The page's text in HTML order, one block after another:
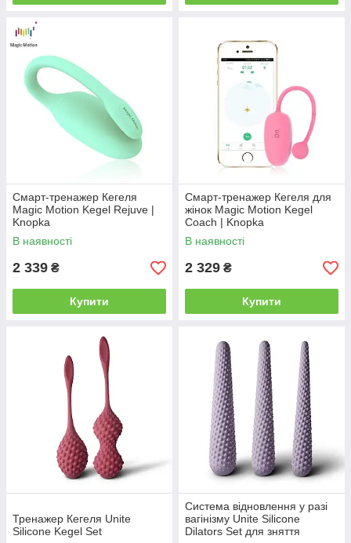
Смарт-тренажер Кегеля
Magic Motion Kegel Rejuve |
Knopka
В наявності
2 339 ₴
Купити
Смарт-тренажер Кегеля для
жінок Magic Motion Kegel
Coach | Knopka
В наявності
2 329 ₴
Купити
Тренажер Кегеля Unite
Silicone Kegel Set
Система відновлення у разі
вагінізму Unite Silicone
Dilators Set для зняття